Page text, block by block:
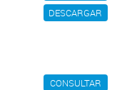
DESCARGAR
CONSULTAR